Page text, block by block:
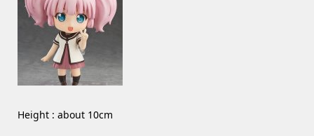
Height : about 10cm